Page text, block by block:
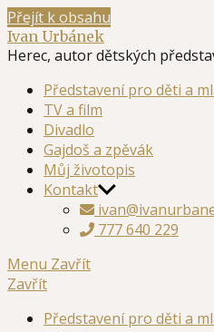
Přejít k obsahu
Ivan Urbánek
Herec, autor dětských
Představení pro děti a
TV a film
Divadlo
Gajdoš a zpěvák
Můj životopis
Kontakt
777 640 229
Menu Zavřít
Zavřít
Představení pro děti a